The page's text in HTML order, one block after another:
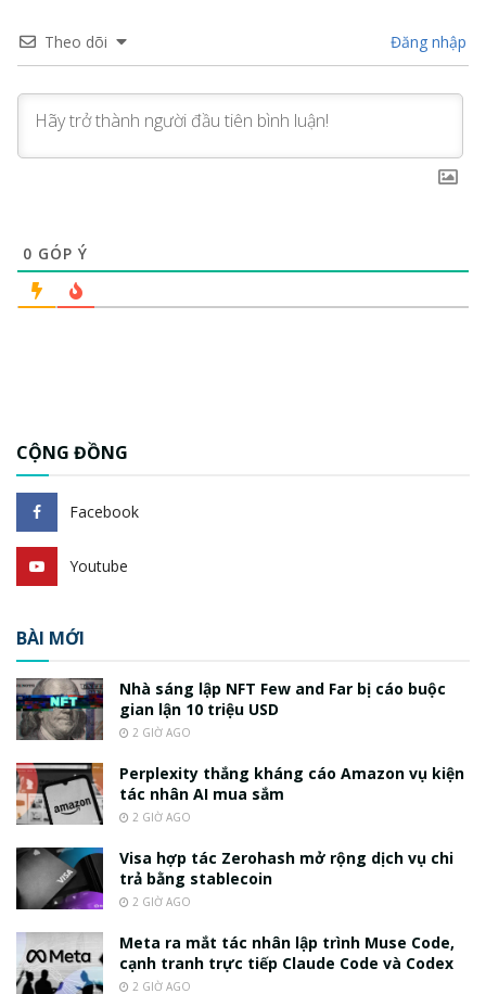
Theo dõi Đăng nhập
0 GÓP Ý
CỘNG ĐỒNG
Facebook
Youtube
BÀI MỚI
Nhà sáng lập NFT Few and Far bị cáo buộc
gian lận 10 triệu USD
2 GIỜ AGO
Perplexity thắng kháng cáo Amazon vụ kiện
tác nhân AI mua sắm
2 GIỜ AGO
Visa hợp tác Zerohash mở rộng dịch vụ chi
trả bằng stablecoin
2 GIỜ AGO
Meta ra mắt tác nhân lập trình Muse Code,
cạnh tranh trực tiếp Claude Code và Codex
2 GIỜ AGO